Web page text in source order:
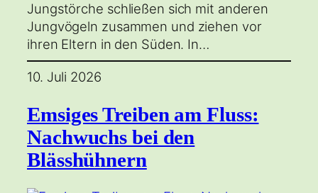
Jungstörche schließen sich mit anderen
Jungvögeln zusammen und ziehen vor
ihren Eltern in den Süden. In…
10. Juli 2026
Emsiges Treiben am Fluss:
Nachwuchs bei den
Blässhühnern